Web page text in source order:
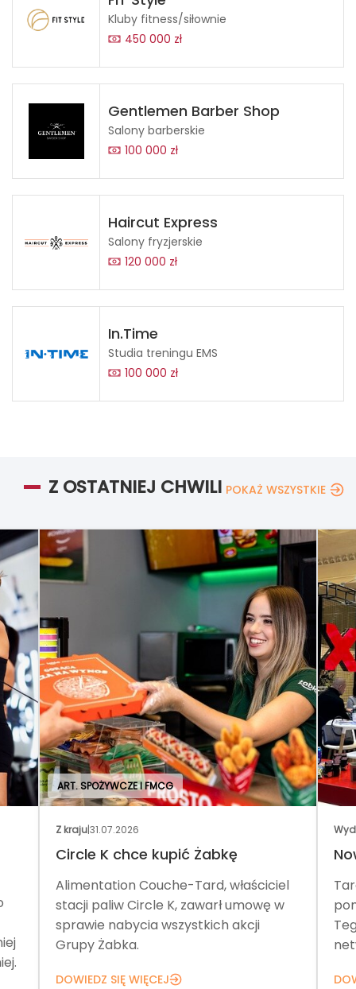
Kluby fitness/siłownie
450 000 zł
Gentlemen Barber Shop
Salony barberskie
100 000 zł
Haircut Express
Salony fryzjerskie
120 000 zł
In.Time
Studia treningu EMS
100 000 zł
Z OSTATNIEJ CHWILI POKAŻ WSZYSTKIE
ART. SPOŻYWCZE I FMCG
Z kraju|31.07.2026
Circle K chce kupić Żabkę
Alimentation Couche-Tard, właściciel
stacji paliw Circle K, zawarł umowę w
sprawie nabycia wszystkich akcji
Grupy Żabka.
DOWIEDZ SIĘ WIĘCEJ